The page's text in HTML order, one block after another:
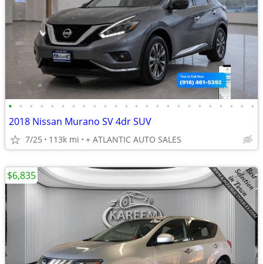
• • • • • • • • • • • • • • • • • • • • • • • •
2018 Nissan Murano SV 4dr SUV
7/25 113k mi + ATLANTIC AUTO SALES
$6,835